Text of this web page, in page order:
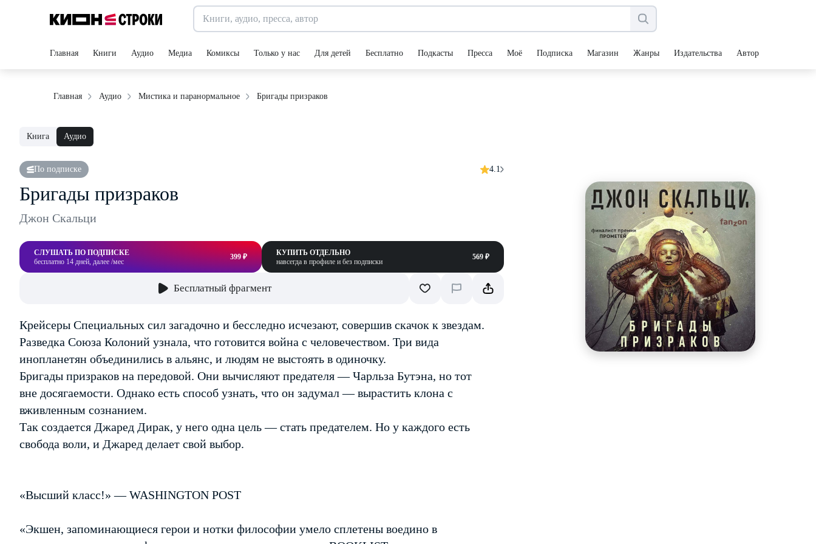
Главная Книги Аудио Медиа Комиксы Только у нас Для детей Бесплатно Подкасты Пресса Моё Подписка Магазин Жанры Издательства Авторы
Главная Аудио Мистика и паранормальное Бригады призраков
Книга Аудио
По подписке 4.1
Бригады призраков
Джон Скальци
СЛУШАТЬ ПО ПОДПИСКЕ
бесплатно 14 дней, далее /мес
399 ₽
КУПИТЬ ОТДЕЛЬНО
навсегда в профиле и без подписки
569 ₽
Бесплатный фрагмент
Крейсеры Специальных сил загадочно и бесследно исчезают, совершив скачок к звездам.
Разведка Союза Колоний узнала, что готовится война с человечеством. Три вида
инопланетян объединились в альянс, и людям не выстоять в одиночку.
Бригады призраков на передовой. Они вычисляют предателя — Чарльза Бутэна, но тот
вне досягаемости. Однако есть способ узнать, что он задумал — вырастить клона с
вживленным сознанием.
Так создается Джаред Дирак, у него одна цель — стать предателем. Но у каждого есть
свобода воли, и Джаред делает свой выбор.
«Высший класс!» — WASHINGTON POST
«Экшен, запоминающиеся герои и нотки философии умело сплетены воедино в